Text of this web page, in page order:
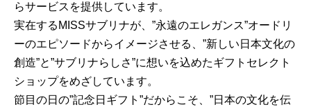
らサービスを提供しています。
実在するMISSサブリナが、”永遠のエレガンス”オードリ
ーのエピソードからイメージさせる、”新しい日本文化の
創造”と”サブリナらしさ”に想いを込めたギフトセレクト
ショップをめざしています。
節目の日の”記念日ギフト”だからこそ、”日本の文化を伝